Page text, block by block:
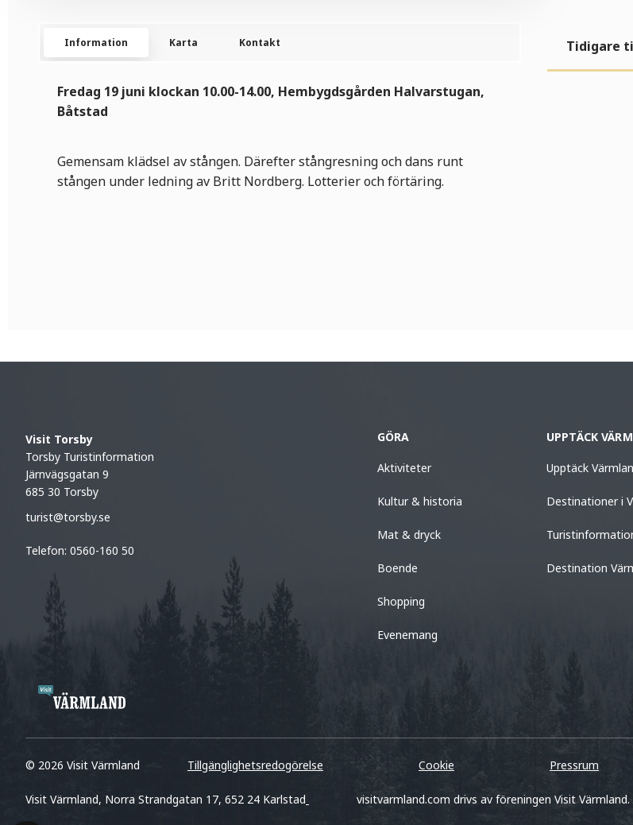
Information Karta Kontakt
Fredag 19 juni klockan 10.00-14.00, Hembygdsgården Halvarstugan,
Båtstad
Gemensam klädsel av stången. Därefter stångresning och dans runt
stången under ledning av Britt Nordberg. Lotterier och förtäring.
Tidigare
Visit Torsby
Torsby Turistinformation
Järnvägsgatan 9
685 30 Torsby
turist@torsby.se
Telefon: 0560-160 50
GÖRA
Aktiviteter
Kultur & historia
Mat & dryck
Boende
Shopping
Evenemang
UPPTÄCK
Upptäck
Destinationer i
Destination
© 2026 Visit Värmland Tillgänglighetsredogörelse Cookie Pressrum
Visit Värmland, Norra Strandgatan 17, 652 24 Karlstad visitvarmland.com drivs av föreningen Visit